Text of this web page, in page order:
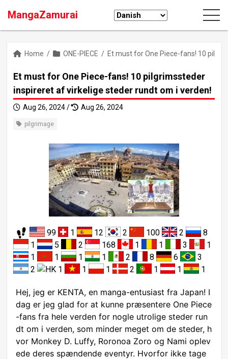
MangaZamurai
Home / ONE-PIECE / Et must for One Piece-fans! 10
Et must for One Piece-fans! 10 pilgrimssteder
inspireret af virkelige steder rundt om i verden!
Aug 26, 2024 / Aug 26, 2024
pilgrimage
99 1 12 2 100 2
8
1
5 2 168 1 1 3
1
1
1 1 1 2 8 6
3
2
1 1 1 2 1 1 1
Hej, jeg er KENTA, en manga-entusiast fra Japan! I
dag er jeg glad for at kunne præsentere One Piece
-fans fra hele verden for nogle utrolige steder run
dt om i verden, som minder meget om de steder, h
vor Monkey D. Luffy, Roronoa Zoro og Nami oplev
ede deres spændende eventyr. Hvorfor ikke tage